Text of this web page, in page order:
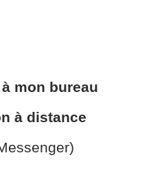
mon bureau
à distance